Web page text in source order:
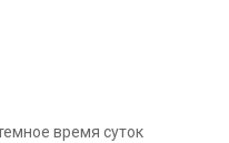
время суток